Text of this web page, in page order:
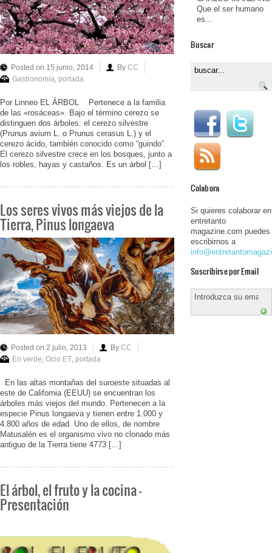
Posted on 15 junio, 2014 By CC
Gastronomía, portada
Por Linneo EL ÁRBOL Pertenece a la familia
de las «rosáceas». Bajo el término cerezo se
distinguen dos árboles: el cerezo silvestre
(Prunus avium L. o Prunus cerasus L.) y el
cerezo ácido, también conocido como “guindo”.
El cerezo silvestre crece en los bosques, junto a
los robles, hayas y castaños. Es un árbol […]
Los seres vivos más viejos de la
Tierra, Pinus longaeva
Posted on 2 julio, 2013 By CC
En verde, Ocio ET, portada
En las altas montañas del suroeste situadas al
este de California (EEUU) se encuentran los
árboles más viejos del mundo. Pertenecen a la
especie Pinus longaeva y tienen entre 1.000 y
4.800 años de edad. Uno de ellos, de nombre
Matusalén es el organismo vivo no clonado más
antiguo de la Tierra tiene 4773 […]
El árbol, el fruto y la cocina –
Presentación
Que el ser humano
es…
Buscar
Colabora
Si quieres colaborar en
entretanto
magazine.com puedes
escribirnos a
Suscribirse por Email